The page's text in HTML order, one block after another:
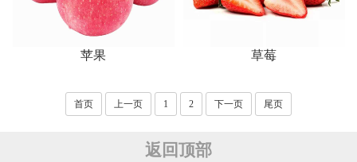
苹果 草莓
首页 上一页 1 2 下一页 尾页
返回顶部